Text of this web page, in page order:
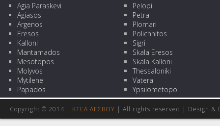
Agia Paraskevi
Agiasos
Argenos
Eresos
Kalloni
Mantamados
Mesotopos
Molyvos
Mytilene
Papados
Pelopi
Petra
Plomari
Polichnitos
Sigri
Skala Eresos
Skala Kalloni
Thessaloniki
Vatera
Ypsilometopo
Copyright © 2014 | ΚΤΕΛ ΛΕΣΒΟΥ | All rights reserved | Design &